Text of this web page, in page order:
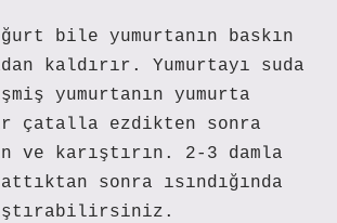
bile yumurtanın baskın
kaldırır. Yumurtayı suda
yumurtanın yumurta
çatalla ezdikten sonra
ve karıştırın. 2-3 damla
sonra ısındığında